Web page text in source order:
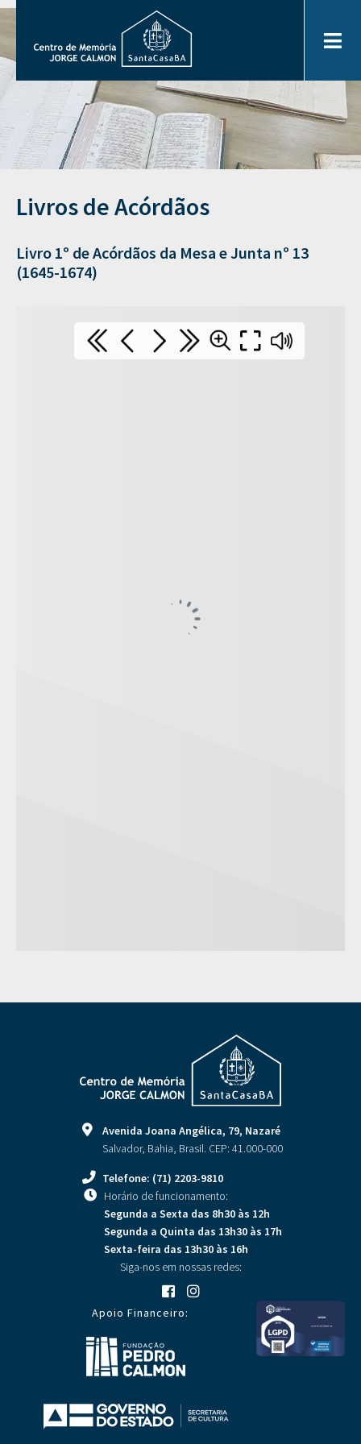
Livros de Acórdãos
Livro 1º de Acórdãos da Mesa e Junta nº 13
(1645-1674)
Avenida Joana Angélica, 79, Nazaré
Salvador, Bahia, Brasil. CEP: 41.000-000
Telefone: (71) 2203-9810
Horário de funcionamento:
Segunda a Sexta das 8h30 às 12h
Segunda a Quinta das 13h30 às 17h
Sexta-feira das 13h30 às 16h
Siga-nos em nossas redes:
Apoio Financeiro: